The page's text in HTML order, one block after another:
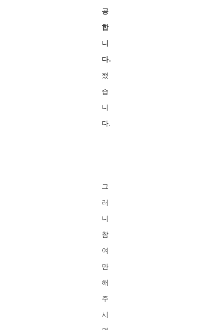
공
합
니
다.
했
습
니
다.
그
러
니
참
여
만
해
주
시